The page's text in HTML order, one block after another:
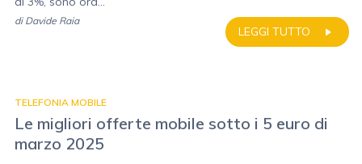
LEGGI TUTTO
di Davide Raia
TELEFONIA MOBILE
Le migliori offerte mobile sotto i 5 euro di
marzo 2025